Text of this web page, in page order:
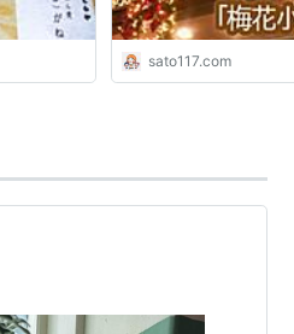
sato117.com